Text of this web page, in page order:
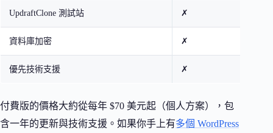
UpdraftClone 測試站 ✗
資料庫加密 ✗
優先技術支援 ✗
付費版的價格大約從每年 $70 美元起（個人方案），包
含一年的更新與技術支援。如果你手上有多個 WordPress